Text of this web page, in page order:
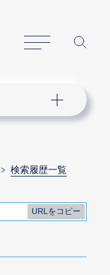
サイトマップ
検索履歴一覧